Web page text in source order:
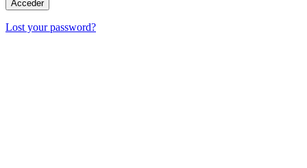
Lost your password?